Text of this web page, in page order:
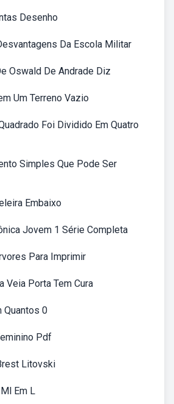
Desenho
Da Escola Militar
Oswald De Andrade Diz
Um Terreno Vazio
Foi Dividido Em Quatro
Simples Que Pode Ser
Embaixo
Jovem 1 Série Completa
Para Imprimir
Veia Porta Tem Cura
Quantos 0
Pdf
Litovski
Em L